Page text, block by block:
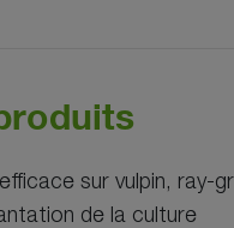
sur vulpin, ray-
de la culture